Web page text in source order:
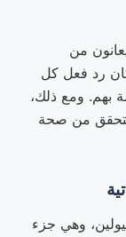
من
رد فعل كل
بهم. ومع ذلك،
من صحة
وهي جزء